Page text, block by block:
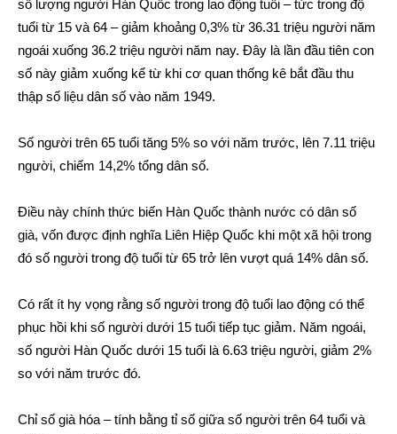
số lượng người Hàn Quốc trong lao động tuổi – tức trong độ
tuổi từ 15 và 64 – giảm khoảng 0,3% từ 36.31 triệu người năm
ngoái xuống 36.2 triệu người năm nay. Đây là lần đầu tiên con
số này giảm xuống kể từ khi cơ quan thống kê bắt đầu thu
thập số liệu dân số vào năm 1949.
Số người trên 65 tuổi tăng 5% so với năm trước, lên 7.11 triệu
người, chiếm 14,2% tổng dân số.
Điều này chính thức biến Hàn Quốc thành nước có dân số
già, vốn được định nghĩa Liên Hiệp Quốc khi một xã hội trong
đó số người trong độ tuổi từ 65 trở lên vượt quá 14% dân số.
Có rất ít hy vọng rằng số người trong độ tuổi lao động có thể
phục hồi khi số người dưới 15 tuổi tiếp tục giảm. Năm ngoái,
số người Hàn Quốc dưới 15 tuổi là 6.63 triệu người, giảm 2%
so với năm trước đó.
Chỉ số già hóa – tính bằng tỉ số giữa số người trên 64 tuổi và